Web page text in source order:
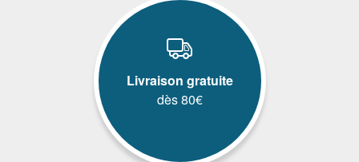
Livraison gratuite
dès 80€